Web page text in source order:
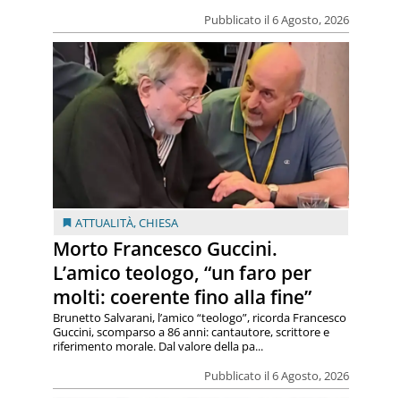
Pubblicato il 6 Agosto, 2026
ATTUALITÀ,CHIESA
Morto Francesco Guccini.
L’amico teologo, “un faro per
molti: coerente fino alla fine”
Pubblicato il 6 Agosto, 2026
Brunetto Salvarani, l’amico “teologo”, ricorda Francesco
Guccini, scomparso a 86 anni: cantautore, scrittore e
riferimento morale. Dal valore della pa...